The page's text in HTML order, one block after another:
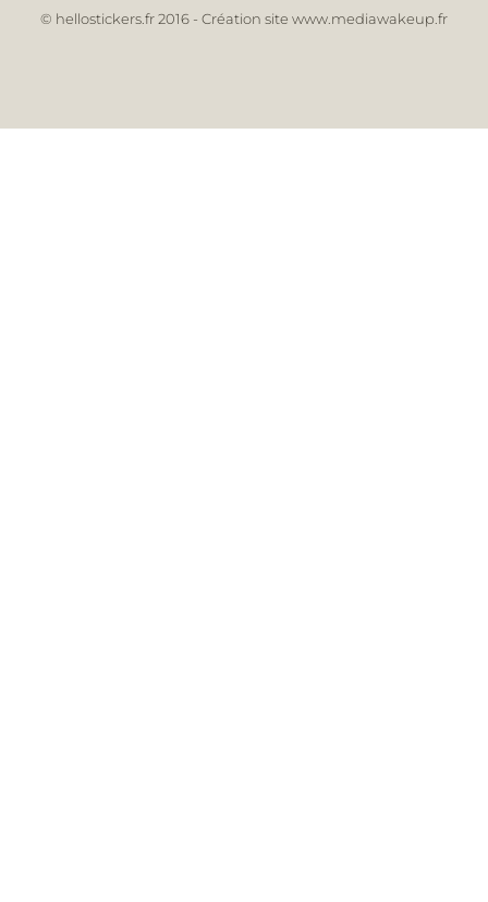
© hellostickers.fr 2016 - Création site www.mediawakeup.fr